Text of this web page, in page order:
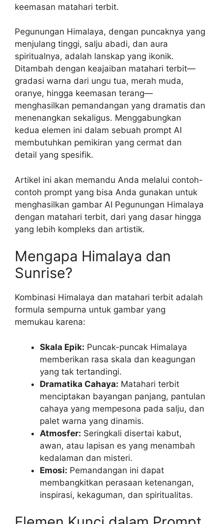
keemasan matahari terbit.
Pegunungan Himalaya, dengan puncaknya yang
menjulang tinggi, salju abadi, dan aura
spiritualnya, adalah lanskap yang ikonik.
Ditambah dengan keajaiban matahari terbit—
gradasi warna dari ungu tua, merah muda,
oranye, hingga keemasan terang—
menghasilkan pemandangan yang dramatis dan
menenangkan sekaligus. Menggabungkan
kedua elemen ini dalam sebuah prompt AI
membutuhkan pemikiran yang cermat dan
detail yang spesifik.
Artikel ini akan memandu Anda melalui contoh-
contoh prompt yang bisa Anda gunakan untuk
menghasilkan gambar AI Pegunungan Himalaya
dengan matahari terbit, dari yang dasar hingga
yang lebih kompleks dan artistik.
Mengapa Himalaya dan
Sunrise?
Kombinasi Himalaya dan matahari terbit adalah
formula sempurna untuk gambar yang
memukau karena:
Skala Epik: Puncak-puncak Himalaya
memberikan rasa skala dan keagungan
yang tak tertandingi.
Dramatika Cahaya: Matahari terbit
menciptakan bayangan panjang, pantulan
cahaya yang mempesona pada salju, dan
palet warna yang dinamis.
Atmosfer: Seringkali disertai kabut,
awan, atau lapisan es yang menambah
kedalaman dan misteri.
Emosi: Pemandangan ini dapat
membangkitkan perasaan ketenangan,
inspirasi, kekaguman, dan spiritualitas.